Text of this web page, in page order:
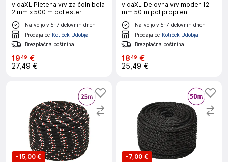
vidaXL Pletena vrv za čoln bela
2 mm x 500 m poliester
Na voljo v 5-7 delovnih dneh
Prodajalec Kotiček Udobja
Brezplačna poštnina
1949 €
27,49 €
vidaXL Delovna vrv moder 12
mm 50 m polipropilen
Na voljo v 5-7 delovnih dneh
Prodajalec Kotiček Udobja
Brezplačna poštnina
1849 €
25,49 €
-15,00 €
-7,00 €